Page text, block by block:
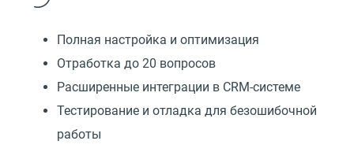
Полная настройка и оптимизация
Отработка до 20 вопросов
Расширенные интеграции в CRM-системе
Тестирование и отладка для безошибочной
работы